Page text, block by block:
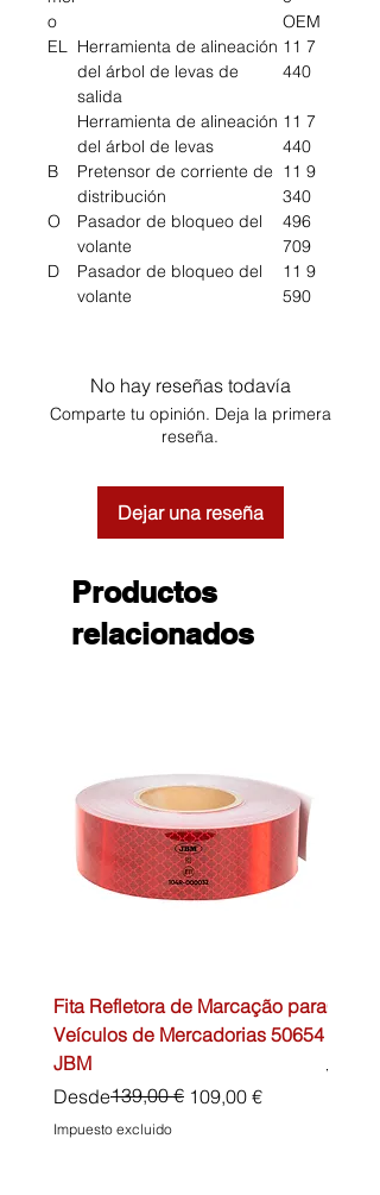
o
OEM
EL Herramienta de alineación
del árbol de levas de
salida
11 7
440
Herramienta de alineación
del árbol de levas
11 7
440
B
Pretensor de corriente de
distribución
11 9
340
O
Pasador de bloqueo del
volante
496
709
D
Pasador de bloqueo del
volante
11 9
590
No hay reseñas todavía
Comparte tu opinión. Deja la primera
reseña.
Dejar una reseña
Productos
relacionados
Fita Refletora de Marcação para
Veículos de Mercadorias 50654
JBM
Desde
Precio139,00 € 109,00 €
Precio de oferta
Impuesto excluido
Precio
45,00 €